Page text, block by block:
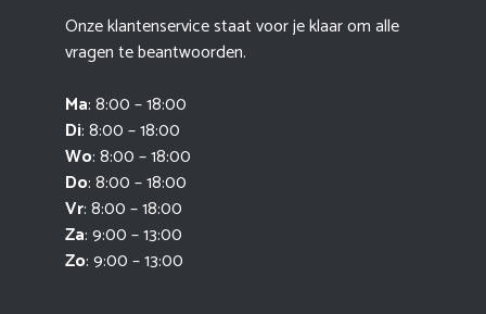
Onze klantenservice staat voor je klaar om alle
vragen te beantwoorden.
Ma: 8:00 – 18:00
Di: 8:00 – 18:00
Wo: 8:00 – 18:00
Do: 8:00 – 18:00
Vr: 8:00 – 18:00
Za: 9:00 – 13:00
Zo: 9:00 – 13:00